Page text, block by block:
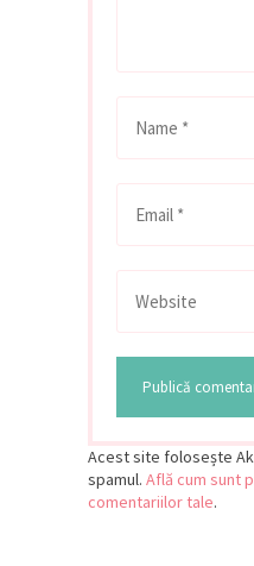
Acest site folosește
spamul. Află cum sunt
comentariilor tale.